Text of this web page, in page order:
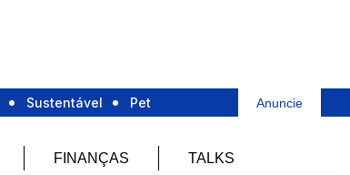
Sustentável Pet Anuncie
FINANÇAS TALKS